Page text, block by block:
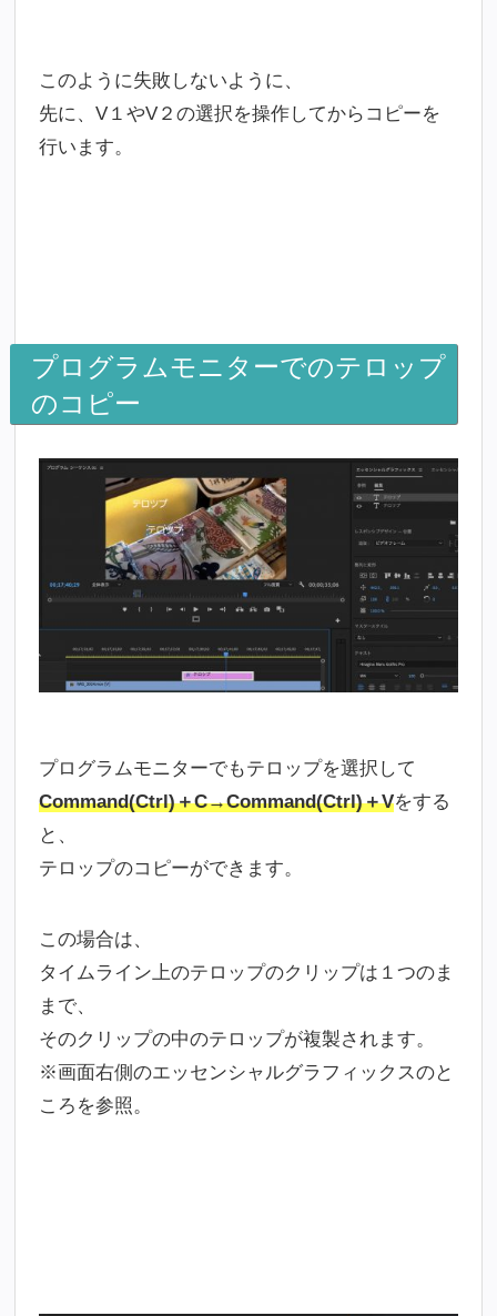
このように失敗しないように、
先に、V１やV２の選択を操作してからコピーを
行います。
プログラムモニターでのテロップ
のコピー
プログラムモニターでもテロップを選択して
Command(Ctrl)＋C→Command(Ctrl)＋Vをする
と、
テロップのコピーができます。
この場合は、
タイムライン上のテロップのクリップは１つのま
まで、
そのクリップの中のテロップが複製されます。
※画面右側のエッセンシャルグラフィックスのと
ころを参照。